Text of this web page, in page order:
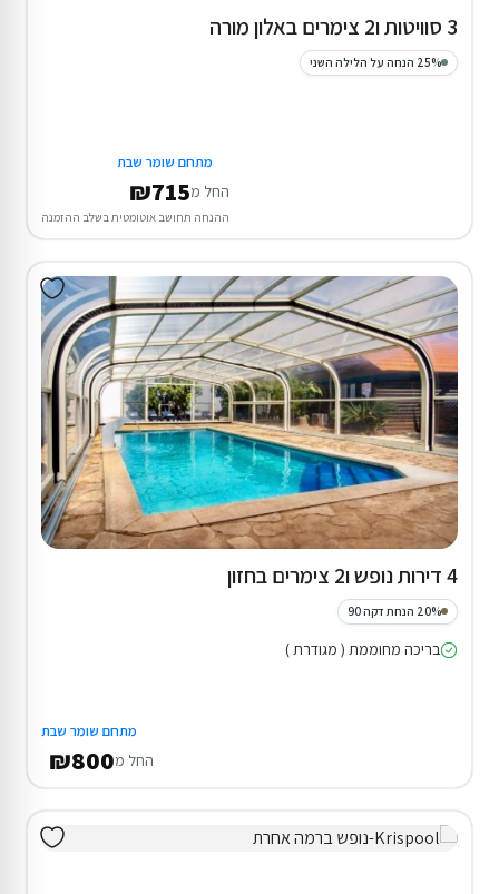
3 סוויטות ו2 צימרים באלון מורה
25% הנחה על הלילה השני
מתחם שומר שבת
החל מ₪715
ההנחה תחושב אוטומטית בשלב ההזמנה
4 דירות נופש ו2 צימרים בחזון
20% הנחת דקה 90
בריכה מחוממת ( מגודרת )
מתחם שומר שבת
החל מ₪800